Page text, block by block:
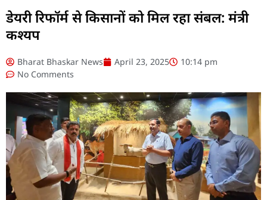
डेयरी रिफॉर्म से किसानों को मिल रहा संबल: मंत्री
कश्यप
Bharat Bhaskar News April 23, 2025
10:14 pm
No Comments